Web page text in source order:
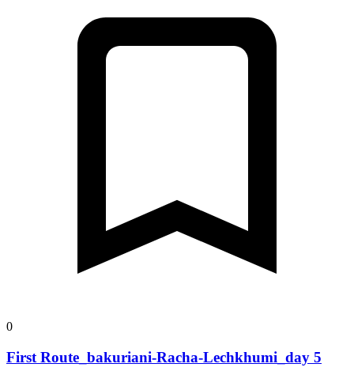
0
First Route_bakuriani-Racha-Lechkhumi_day 5